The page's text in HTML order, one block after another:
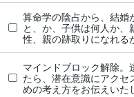
算命学の陰占から、結婚
と、か、子供は何人か、
性、親の跡取りになれる
マインドブロック解除。
たら、潜在意識にアクセ
めの考え方をお伝えいた